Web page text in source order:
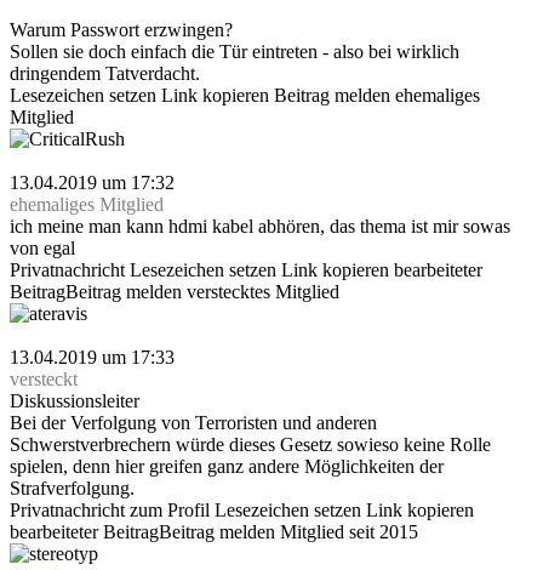
Warum Passwort erzwingen?
Sollen sie doch einfach die Tür eintreten - also bei wirklich
dringendem Tatverdacht.
Lesezeichen setzen Link kopieren Beitrag melden ehemaliges
Mitglied
13.04.2019 um 17:32
ehemaliges Mitglied
ich meine man kann hdmi kabel abhören, das thema ist mir sowas
von egal
Privatnachricht Lesezeichen setzen Link kopieren bearbeiteter
BeitragBeitrag melden verstecktes Mitglied
13.04.2019 um 17:33
versteckt
Diskussionsleiter
Bei der Verfolgung von Terroristen und anderen
Schwerstverbrechern würde dieses Gesetz sowieso keine Rolle
spielen, denn hier greifen ganz andere Möglichkeiten der
Strafverfolgung.
Privatnachricht zum Profil Lesezeichen setzen Link kopieren
bearbeiteter BeitragBeitrag melden Mitglied seit 2015